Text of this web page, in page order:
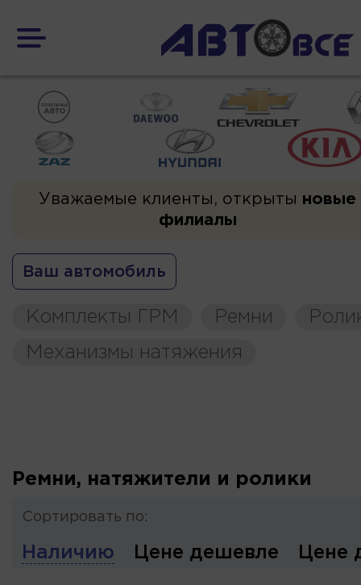
Уважаемые клиенты, открыты новые
филиалы
Ваш автомобиль
Комплекты ГРМ Ремни
Механизмы натяжения
Ремни, натяжители и ролики
Сортировать по:
Наличию Цене дешевле Цене